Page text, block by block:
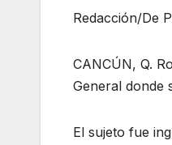
Redacción/De
CANCÚN, Q.
General donde
El sujeto fue